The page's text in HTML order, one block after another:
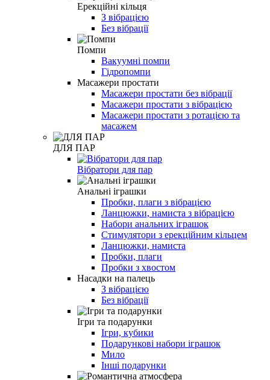
Ерекційні кільця
З вібрацією
Без вібрації
Помпи
Вакуумні помпи
Гідропомпи
Масажери простати
Масажери простати без вібрації
Масажери простати з вібрацією
Масажери простати з ротацією та
масажем
ДЛЯ ПАР
Вібратори для пар
Анальні іграшки
Пробки, плаги з вібрацією
Ланцюжки, намиста з вібрацією
Набори анальних іграшок
Стимулятори з ерекційним кільцем
Ланцюжки, намиста
Пробки, плаги
Пробки з хвостом
Насадки на палець
З вібрацією
Без вібрації
Ігри та подарунки
Ігри, кубики
Подарункові набори іграшок
Мило
Інші подарунки